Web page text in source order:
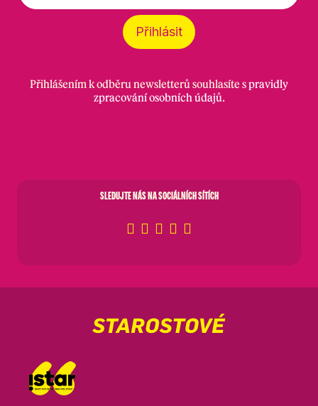
mail
Přihlásit
Přihlášením k odběru newsletterů souhlasíte spravidly
zpracování osobních údajů.
SLEDUJTE NÁS NA SOCIÁLNÍCH SÍTÍCH